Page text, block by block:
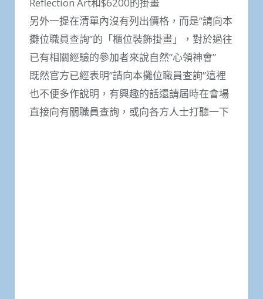
另外一提在清單內沒有列出價格，而是”請向本
攤位職員查詢”的「櫃位裝飾掛畫」，對於過往
已有相關經驗的參加者來說自然”心領神會”
既然官方已經表明”請向本攤位職員查詢”這裡
也不便多作說明，有興趣的話還請屆時在會場
直接向有關職員查詢，或向各方人士打聽一下